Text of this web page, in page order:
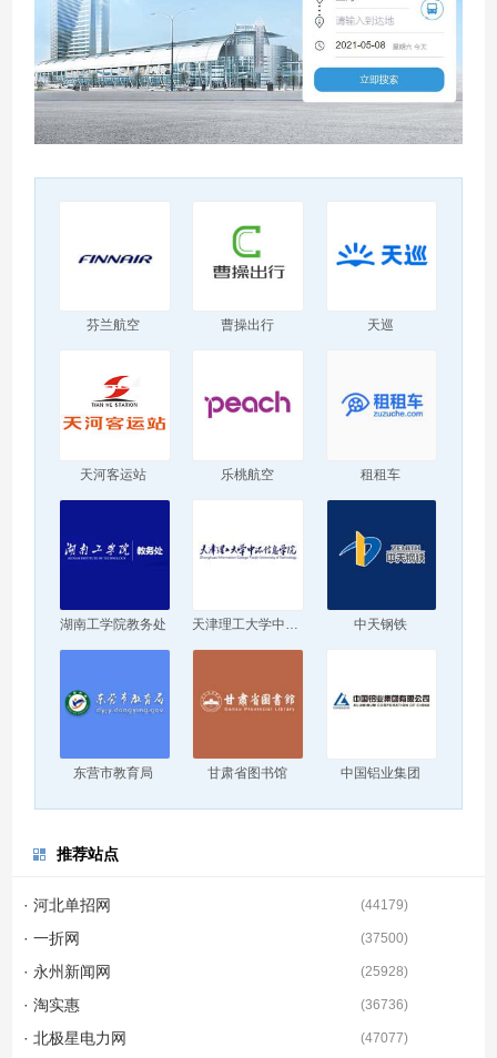
芬兰航空 曹操出行 天巡
天河客运站 乐桃航空 租租车
湖南工学院教务处 中天钢铁
东营市教育局 甘肃省图书馆 中国铝业集团
推荐站点
· 河北单招网 (44179)
· 一折网 (37500)
· 永州新闻网 (25928)
· 淘实惠 (36736)
· 北极星电力网 (47077)